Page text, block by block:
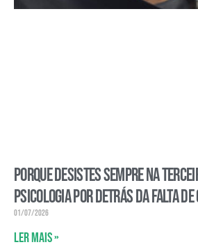
Porque desistes sempre na
psicologia por detrás da falta
01/07/2026
Ler mais »